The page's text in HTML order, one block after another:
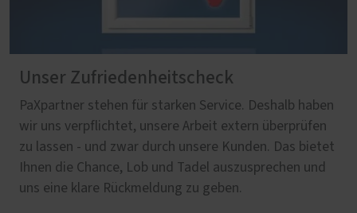
Unser Zufriedenheitscheck
PaXpartner stehen für starken Service. Deshalb haben
wir uns verpflichtet, unsere Arbeit extern überprüfen
zu lassen - und zwar durch unsere Kunden. Das bietet
Ihnen die Chance, Lob und Tadel auszusprechen und
uns eine klare Rückmeldung zu geben.